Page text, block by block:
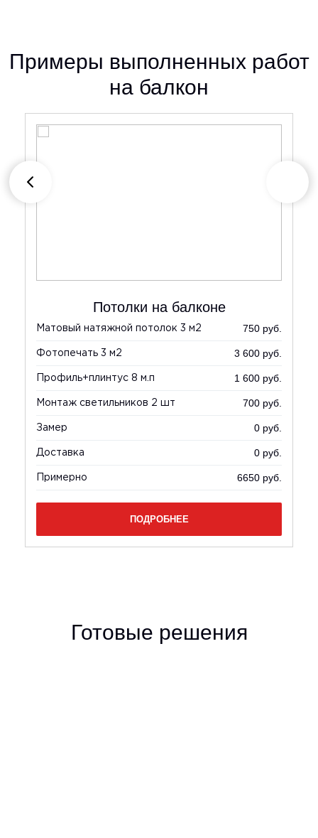
Примеры выполненных работ
на балкон
Потолки на балконе
Матовый натяжной потолок 3 м2 750 руб.
Фотопечать 3 м2 3 600 руб.
Профиль+плинтус 8 м.п 1 600 руб.
Монтаж светильников 2 шт 700 руб.
Замер 0 руб.
Доставка 0 руб.
Примерно 6650 руб.
ПОДРОБНЕЕ
Готовые решения